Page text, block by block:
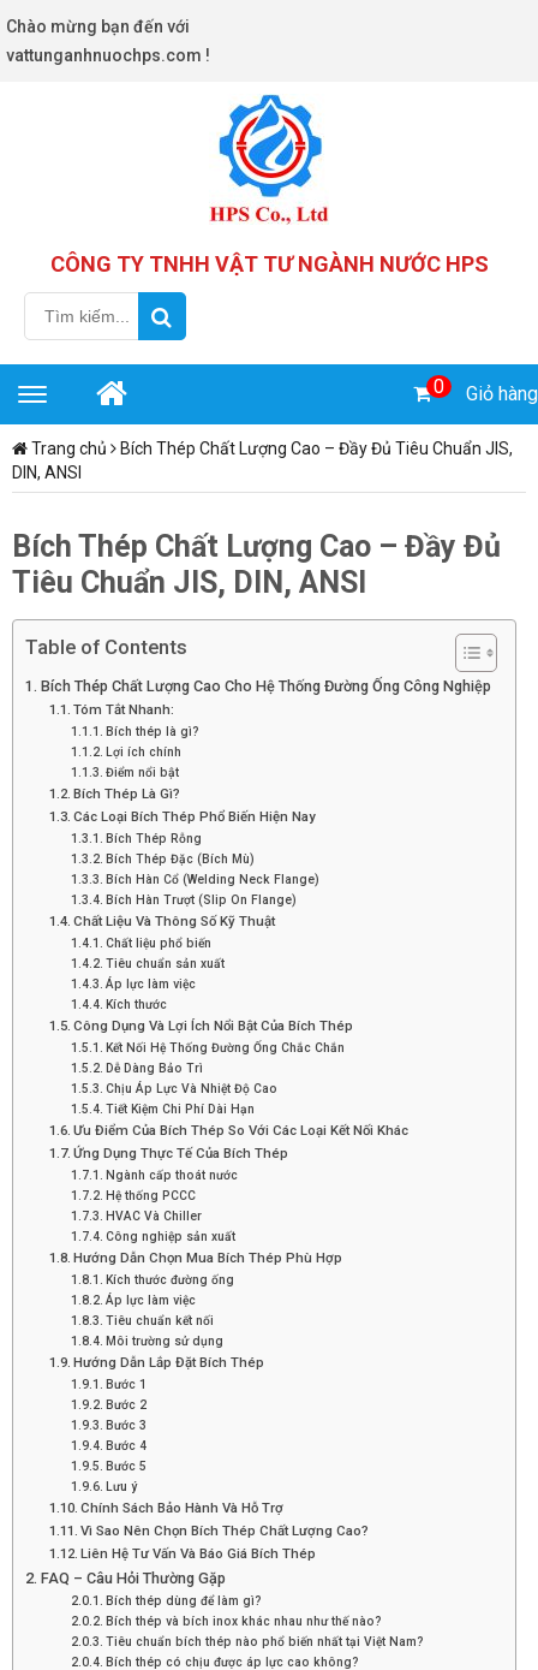
Chào mừng bạn đến với
vattunganhnuochps.com !
Toggle
navigation
0 Giỏ hàng
Trang chủ
Bích Thép Chất Lượng Cao – Đầy Đủ Tiêu Chuẩn JIS,
DIN, ANSI
Bích Thép Chất Lượng Cao – Đầy Đủ
Tiêu Chuẩn JIS, DIN, ANSI
Table of Contents
Bích Thép Chất Lượng Cao Cho Hệ Thống Đường Ống Công Nghiệp
Tóm Tắt Nhanh:
Bích thép là gì?
Lợi ích chính
Điểm nổi bật
Bích Thép Là Gì?
Các Loại Bích Thép Phổ Biến Hiện Nay
Bích Thép Rỗng
Bích Thép Đặc (Bích Mù)
Bích Hàn Cổ (Welding Neck Flange)
Bích Hàn Trượt (Slip On Flange)
Chất Liệu Và Thông Số Kỹ Thuật
Chất liệu phổ biến
Tiêu chuẩn sản xuất
Áp lực làm việc
Kích thước
Công Dụng Và Lợi Ích Nổi Bật Của Bích Thép
Kết Nối Hệ Thống Đường Ống Chắc Chắn
Dễ Dàng Bảo Trì
Chịu Áp Lực Và Nhiệt Độ Cao
Tiết Kiệm Chi Phí Dài Hạn
Ưu Điểm Của Bích Thép So Với Các Loại Kết Nối Khác
Ứng Dụng Thực Tế Của Bích Thép
Ngành cấp thoát nước
Hệ thống PCCC
HVAC Và Chiller
Công nghiệp sản xuất
Hướng Dẫn Chọn Mua Bích Thép Phù Hợp
Kích thước đường ống
Áp lực làm việc
Tiêu chuẩn kết nối
Môi trường sử dụng
Hướng Dẫn Lắp Đặt Bích Thép
Bước 1
Bước 2
Bước 3
Bước 4
Bước 5
Lưu ý
Chính Sách Bảo Hành Và Hỗ Trợ
Vì Sao Nên Chọn Bích Thép Chất Lượng Cao?
Liên Hệ Tư Vấn Và Báo Giá Bích Thép
FAQ – Câu Hỏi Thường Gặp
Bích thép dùng để làm gì?
Bích thép và bích inox khác nhau như thế nào?
Tiêu chuẩn bích thép nào phổ biến nhất tại Việt Nam?
Bích thép có chịu được áp lực cao không?